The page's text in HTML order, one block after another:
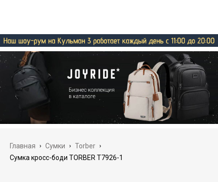
Главная › Сумки › Torber ›
Сумка кросс-боди TORBER T7926-1